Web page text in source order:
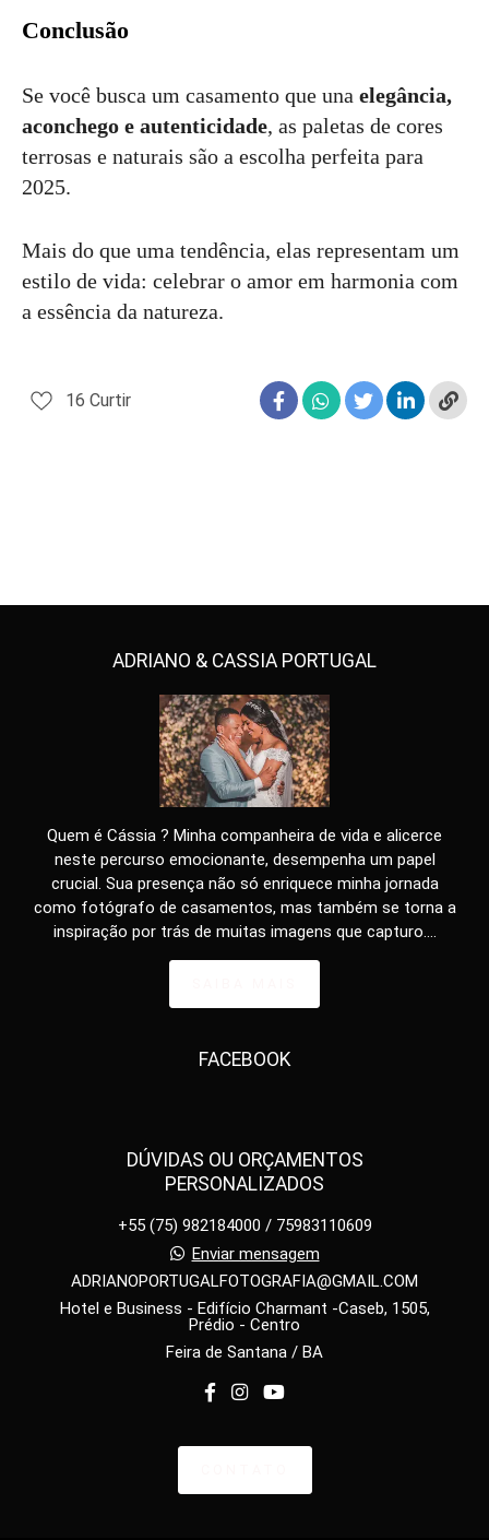
Conclusão
Se você busca um casamento que una elegância,
aconchego e autenticidade, as paletas de cores
terrosas e naturais são a escolha perfeita para
2025.
Mais do que uma tendência, elas representam um
estilo de vida: celebrar o amor em harmonia com
a essência da natureza.
16 Curtir
ADRIANO & CASSIA PORTUGAL
Quem é Cássia ? Minha companheira de vida e alicerce
neste percurso emocionante, desempenha um papel
crucial. Sua presença não só enriquece minha jornada
como fotógrafo de casamentos, mas também se torna a
inspiração por trás de muitas imagens que capturo....
FACEBOOK
DÚVIDAS OU ORÇAMENTOS
PERSONALIZADOS
+55 (75) 982184000 / 75983110609
Enviar mensagem
ADRIANOPORTUGALFOTOGRAFIA@GMAIL.COM
Hotel e Business - Edifício Charmant -Caseb, 1505,
Prédio - Centro
Feira de Santana / BA